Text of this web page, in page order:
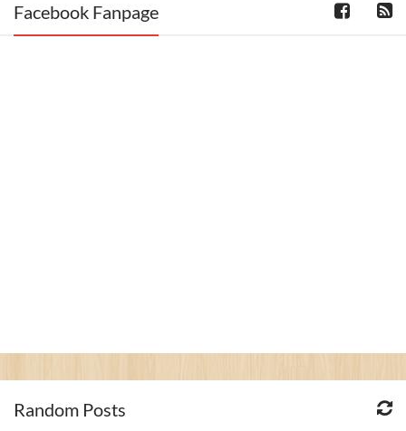
Facebook Fanpage
Random Posts